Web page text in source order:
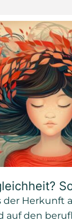
der Herkunft
auf den